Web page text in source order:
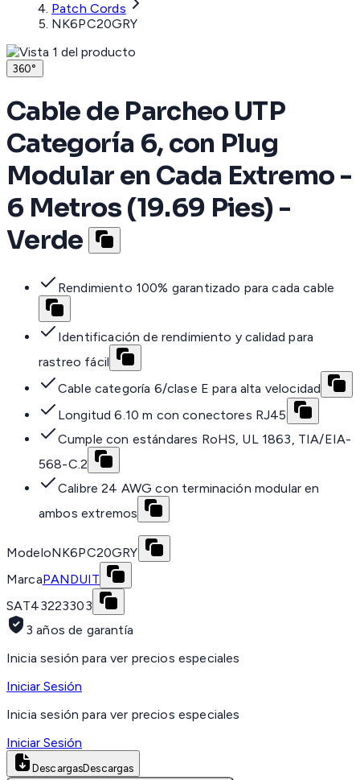
Patch Cords
NK6PC20GRY
360°
Cable de Parcheo UTP
Categoría 6, con Plug
Modular en Cada Extremo -
6 Metros (19.69 Pies) -
Verde
Rendimiento 100% garantizado para cada cable
Identificación de rendimiento y calidad para
rastreo fácil
Cable categoría 6/clase E para alta velocidad
Longitud 6.10 m con conectores RJ45
Cumple con estándares RoHS, UL 1863, TIA/EIA-
568-C.2
Calibre 24 AWG con terminación modular en
ambos extremos
ModeloNK6PC20GRY
MarcaPANDUIT
SAT43223303
3 años de garantía
Inicia sesión para ver precios especiales
Iniciar Sesión
Inicia sesión para ver precios especiales
Iniciar Sesión
DescargasDescargas